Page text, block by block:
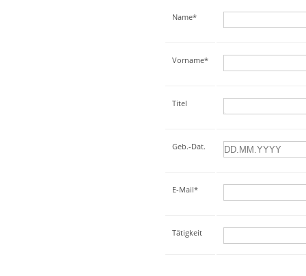
Name*
Vorname*
Titel
Geb.-Dat.
E-Mail*
Tätigkeit